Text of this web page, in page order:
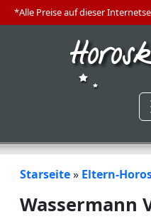
*Alle Preise auf dieser
Starseite» Eltern-
Wassermann